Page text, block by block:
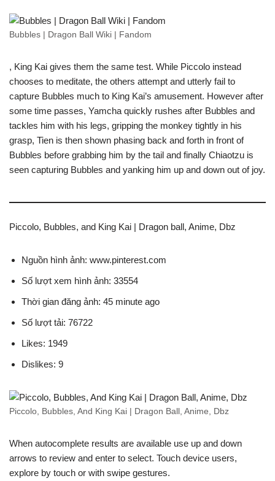
Bubbles | Dragon Ball Wiki | Fandom
, King Kai gives them the same test. While Piccolo instead
chooses to meditate, the others attempt and utterly fail to
capture Bubbles much to King Kai’s amusement. However after
some time passes, Yamcha quickly rushes after Bubbles and
tackles him with his legs, gripping the monkey tightly in his
grasp, Tien is then shown phasing back and forth in front of
Bubbles before grabbing him by the tail and finally Chiaotzu is
seen capturing Bubbles and yanking him up and down out of joy.
Piccolo, Bubbles, and King Kai | Dragon ball, Anime, Dbz
Nguồn hình ảnh: www.pinterest.com
Số lượt xem hình ảnh: 33554
Thời gian đăng ảnh: 45 minute ago
Số lượt tải: 76722
Likes: 1949
Dislikes: 9
Piccolo, Bubbles, And King Kai | Dragon Ball, Anime, Dbz
When autocomplete results are available use up and down
arrows to review and enter to select. Touch device users,
explore by touch or with swipe gestures.